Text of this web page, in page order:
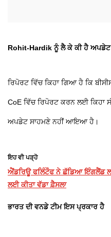
Rohit-Hardik ਨੂੰ ਲੈ ਕੇ ਕੀ ਹੈ ਅਪਡੇਟ
ਰਿਪੋਰਟ ਵਿੱਚ ਕਿਹਾ ਗਿਆ ਹੈ ਕਿ
CoE ਵਿੱਚ ਰਿਪੋਰਟ ਕਰਨ ਲਈ ਕਿਹਾ
ਅਪਡੇਟ ਸਾਹਮਣੇ ਨਹੀਂ ਆਇਆ ਹੈ।
ਇਹ ਵੀ ਪੜ੍ਹੋ
ਐਂਡਰਿਊ ਫਲਿੰਟੌਫ ਨੇ ਛੱਡਿਆ ਇੰਗਲੈਂਡ
ਲਈ ਕੀਤਾ ਵੱਡਾ ਫ਼ੈਸਲਾ
ਭਾਰਤ ਦੀ ਵਨਡੇ ਟੀਮ ਇਸ ਪ੍ਰਕਾਰ ਹੈ